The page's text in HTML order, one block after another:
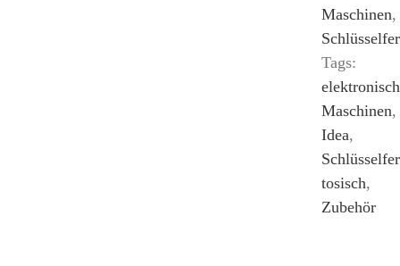
Maschinen,
Tags:
Maschinen,
Idea,
tosisch,
Zubehör